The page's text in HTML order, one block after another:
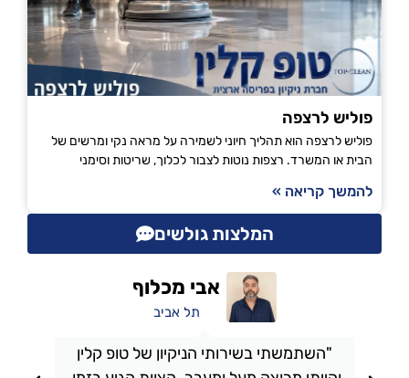
פוליש לרצפה
פוליש לרצפה הוא תהליך חיוני לשמירה על מראה נקי ומרשים של
הבית או המשרד. רצפות נוטות לצבור לכלוך, שריטות וסימני
להמשך קריאה »
המלצות גולשים
"השתמשתי בשירותי הניקיון של טופ קלין
אבי מכלוף
תל אביב